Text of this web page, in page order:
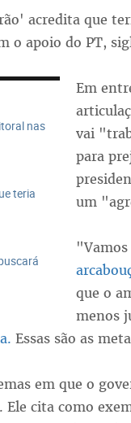
acredita que
o apoio do PT,
nas
teria
Em
vai
para
um
que o
menos
Essas são as
em que o
Ele cita como